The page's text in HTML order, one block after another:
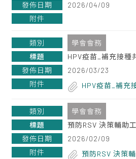
2026/04/09
學會會務
HPV疫苗_補充接種
2026/03/23
HPV疫苗_補充
學會會務
預防RSV 決策輔助
2026/02/09
預防RSV 決策